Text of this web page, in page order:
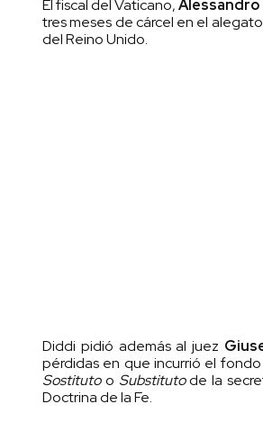
El fiscal del Vaticano,
tres meses de cárcel en el
del Reino Unido.
Diddi pidió además al juez
pérdidas en que incurrió el
Sostitutoo Substitutode la
Doctrina de la Fe.